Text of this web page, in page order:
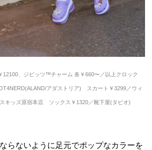
12100、ジビッツ™チャーム 各￥660〜／以上クロック
アダストリア) スカート￥3299／ウィ
キッズ原宿本店 ソックス￥1320／靴下屋(タビオ)
らないように足元でポップなカラーを